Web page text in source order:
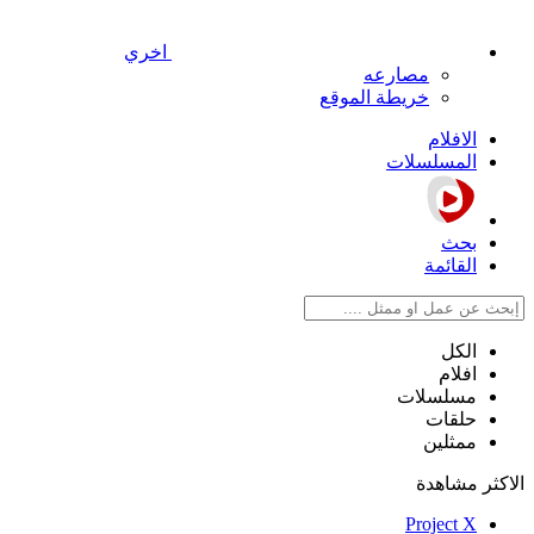
اخري
مصارعه
خريطة الموقع
الافلام
المسلسلات
بحث
القائمة
الكل
افلام
مسلسلات
حلقات
ممثلين
الاكثر مشاهدة
Project X